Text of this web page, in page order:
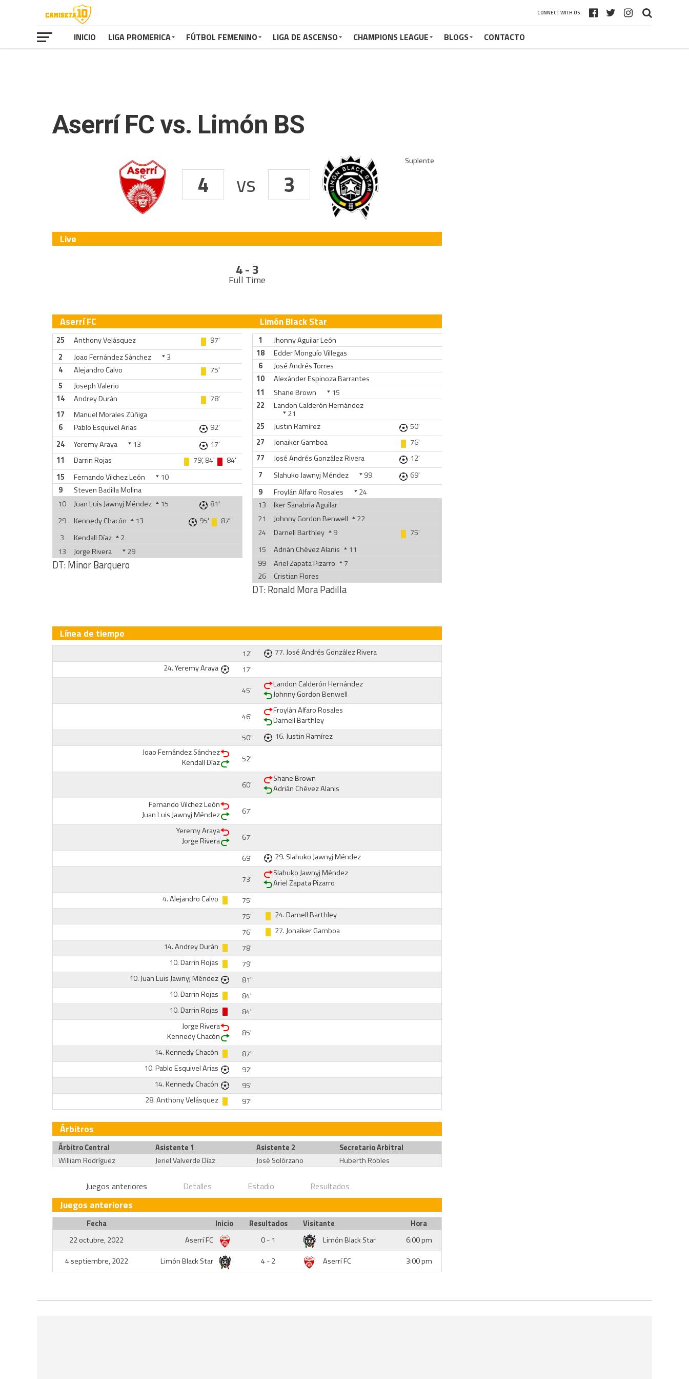
CONNECT WITH US
INICIO LIGA PROMERICA FÚTBOL FEMENINO LIGA DE ASCENSO CHAMPIONS LEAGUE BLOGS CONTACTO
Aserrí FC vs. Limón BS
4 vs 3
Live
4 - 3
Full Time
Aserrí FC
25 Anthony Velásquez
97'
2
Joao Fernández Sánchez
3
4
Alejandro Calvo
75'
5
Joseph Valerio
14
Andrey Durán
78'
17
Manuel Morales Zúñiga
6
Pablo Esquivel Arias
92'
24
Yeremy Araya 13
17'
11
Darrin Rojas 79', 84'
84'
15
Fernando Vilchez León
10
9
Steven Badilla Molina
10
Juan Luis Jawnyj Méndez 15
81'
29
Kennedy Chacón 13 95'
87'
3
Kendall Díaz
2
13
Jorge Rivera 29
DT:Minor Barquero
Limón Black Star
1
Jhonny Aguilar León
18
Edder Monguío Villegas
6
José Andrés Torres
10
Alexánder Espinoza Barrantes
11
Shane Brown
15
22
Landon Calderón Hernández
21
25
Justin Ramírez
50'
27
Jonaiker Gamboa
76'
77
José Andrés González Rivera
12'
7
Slahuko Jawnyj Méndez 99
69'
9
Froylán Alfaro Rosales
24
13
Iker Sanabria Aguilar
21
Johnny Gordon Benwell
22
24
Darnell Barthley 9
75'
15
Adrián Chévez Alanis
11
99
Ariel Zapata Pizarro
7
26
Cristian Flores
DT:Ronald Mora Padilla
Línea de tiempo
12' 77.José Andrés González Rivera
24.Yeremy Araya
17'
45'
Landon Calderón Hernández
Johnny Gordon Benwell
46'
Froylán Alfaro Rosales
Darnell Barthley
50'
16.Justin Ramírez
Joao Fernández Sánchez
Kendall Díaz
52'
60'
Shane Brown
Adrián Chévez Alanis
Fernando Vilchez León
Juan Luis Jawnyj Méndez
67'
Yeremy Araya
Jorge Rivera
67'
69'
29. Slahuko Jawnyj Méndez
73'
Slahuko Jawnyj Méndez
Ariel Zapata Pizarro
4.Alejandro Calvo
75'
75'
24.Darnell Barthley
76'
27.Jonaiker Gamboa
14.Andrey Durán
78'
10.Darrin Rojas
79'
10.Juan Luis Jawnyj Méndez
81'
10.Darrin Rojas
84'
10.Darrin Rojas
84'
Jorge Rivera
Kennedy Chacón
85'
14.Kennedy Chacón
87'
10.Pablo Esquivel Arias
92'
14.Kennedy Chacón
95'
28.Anthony Velásquez 97'
Árbitros
Árbitro Central Asistente 1 Asistente 2
Secretario Arbitral
William Rodríguez
Jeriel Valverde Díaz José Solórzano Huberth Robles
Juegos anteriores Detalles Estadio Resultados
Juegos anteriores
Fecha Inicio Resultados Visitante
Hora
22 octubre, 2022
Aserrí FC 0 - 1 Limón Black Star
6:00 pm
4 septiembre, 2022
Limón Black Star 4 - 2 Aserrí FC 3:00 pm